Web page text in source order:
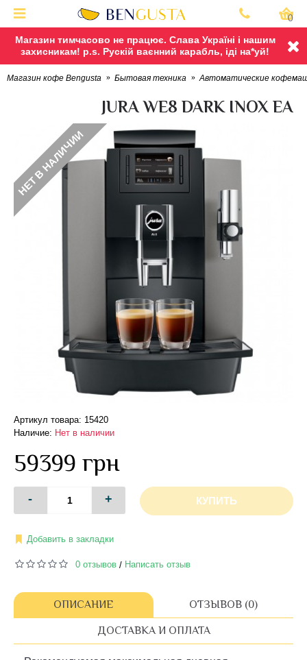
Магазин тимчасово не працює. Слава Україні і нашим
захисникам! p.s. Рускій ваєнний карабль, іді на*уй!
0
Магазин кофе Bengusta Бытовая техника Автоматические
JURA WE8 DARK INOX EA
НЕТ В НАЛИЧИИ
Артикул товара: 15420
Наличие: Нет в наличии
59399 грн
- + КУПИТЬ
Добавить в закладки
0 отзывов / Написать отзыв
ОПИСАНИЕ ОТЗЫВОВ (0)
ДОСТАВКА И ОПЛАТА